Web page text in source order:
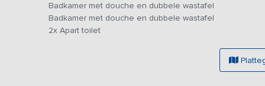
Van november t/m maart is het aanwezige zwembad
Badkamer met douche en dubbele wastafel
Badkamer met douche en dubbele wastafel
2x Apart toilet